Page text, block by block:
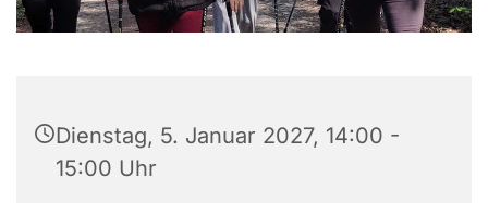
Dienstag, 5. Januar 2027, 14:00 -
15:00 Uhr